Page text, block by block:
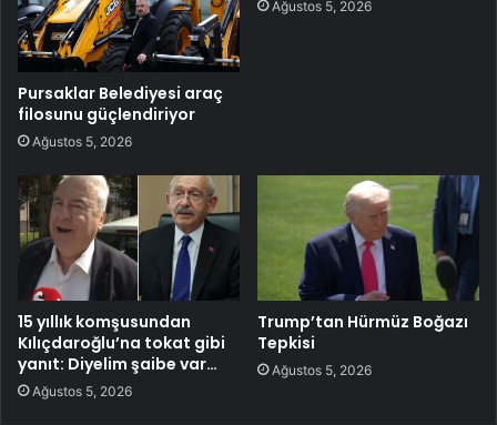
Pursaklar Belediyesi araç
filosunu güçlendiriyor
Ağustos 5, 2026
Ağustos 5, 2026
15 yıllık komşusundan
Kılıçdaroğlu’na tokat gibi
yanıt: Diyelim şaibe var…
Ağustos 5, 2026
Trump’tan Hürmüz Boğazı
Tepkisi
Ağustos 5, 2026